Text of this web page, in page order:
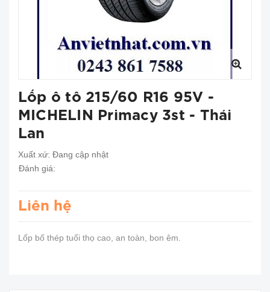
Lốp ô tô 215/60 R16 95V -
MICHELIN Primacy 3st - Thái
Lan
Xuất xứ: Đang cập nhật
Đánh giá:
Liên hệ
Lốp bố thép tuổi thọ cao, an toàn, bon êm.